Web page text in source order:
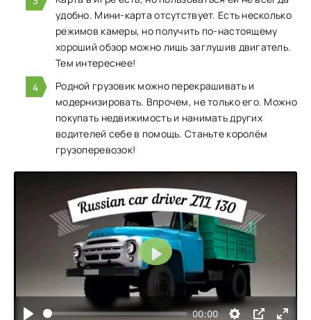
удобно. Мини-карта отсутствует. Есть несколько
режимов камеры, но получить по-настоящему
хороший обзор можно лишь заглушив двигатель.
Тем интереснее!
Родной грузовик можно перекрашивать и
модернизировать. Впрочем, не только его. Можно
покупать недвижимость и нанимать других
водителей себе в помощь. Станьте королём
грузоперевозок!
00:00
Воспроизвести